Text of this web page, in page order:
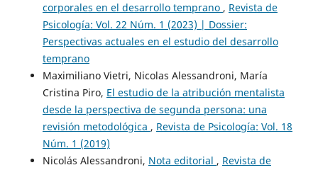
corporales en el desarrollo temprano , Revista de
Psicología: Vol. 22 Núm. 1 (2023) | Dossier:
Perspectivas actuales en el estudio del desarrollo
temprano
Maximiliano Vietri, Nicolas Alessandroni, María
Cristina Piro, El estudio de la atribución mentalista
desde la perspectiva de segunda persona: una
revisión metodológica , Revista de Psicología: Vol. 18
Núm. 1 (2019)
Nicolás Alessandroni, Nota editorial , Revista de